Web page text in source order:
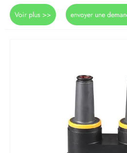
Voir plus >> envoyer une